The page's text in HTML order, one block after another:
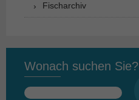
Fischarchiv
Wonach suchen Sie?
Suchen